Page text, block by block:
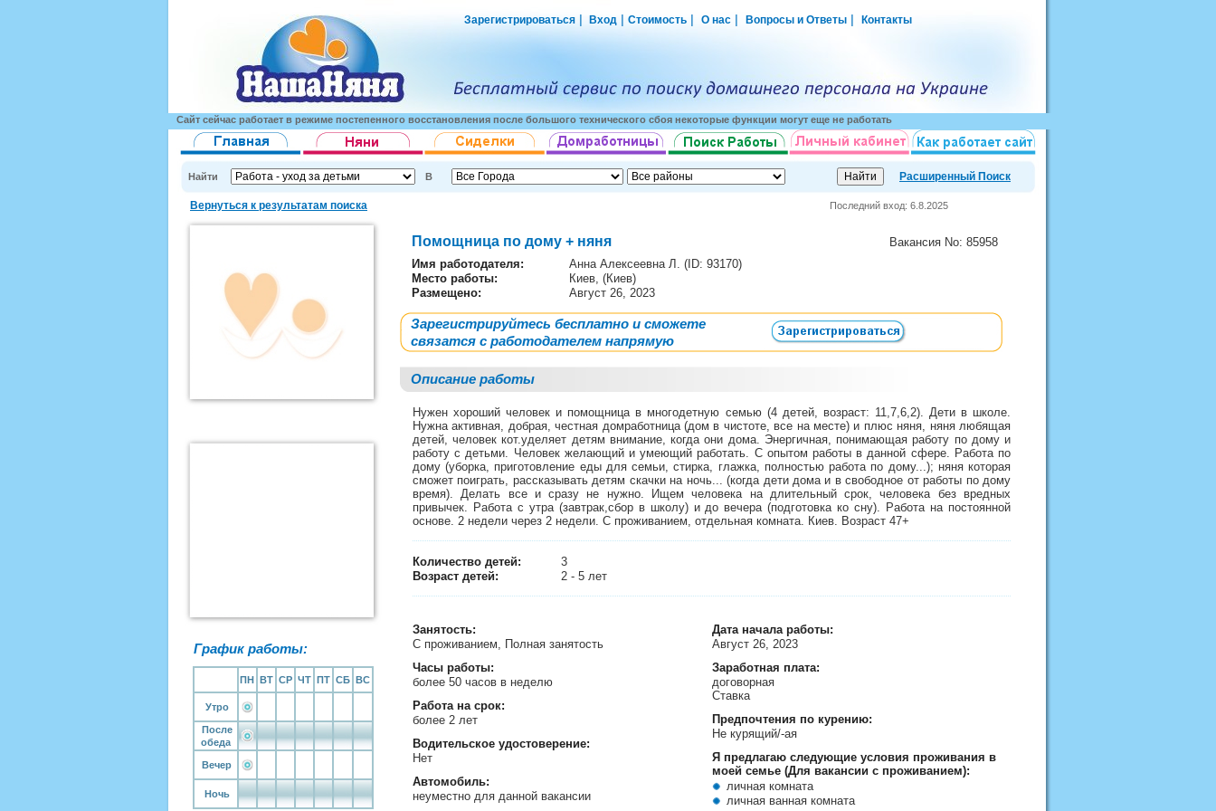
Зарегистрироваться Вход Стоимость О нас Вопросы и Ответы Контакты
Сайт сейчас работает в режиме постепенного восстановления после большого технического сбоя некоторые функции могут еще не работать
Найти В Расширенный Поиск
Вернуться к результатам поиска Последний вход: 6.8.2025
График работы:
ПН ВТ СР ЧТ ПТ СБ ВС
Утро
После
обеда
Вечер
Ночь
Помощница по дому + няня Вакансия No: 85958
Имя работодателя:
Анна Алексеевна Л. (ID: 93170)
Место работы:
Киев, (Киев)
Размещено:
Август 26, 2023
Зарегистрируйтесь бесплатно и сможете
связатся с работодателем напрямую
Описание работы
Нужен хороший человек и помощница в многодетную семью (4 детей, возраст: 11,7,6,2). Дети в школе.
Нужна активная, добрая, честная домработница (дом в чистоте, все на месте) и плюс няня, няня любящая
детей, человек кот.уделяет детям внимание, когда они дома. Энергичная, понимающая работу по дому и
работу с детьми. Человек желающий и умеющий работать. С опытом работы в данной сфере. Работа по
дому (уборка, приготовление еды для семьи, стирка, глажка, полностью работа по дому...); няня которая
сможет поиграть, рассказывать детям скачки на ночь... (когда дети дома и в свободное от работы по дому
время). Делать все и сразу не нужно. Ищем человека на длительный срок, человека без вредных
привычек. Работа с утра (завтрак,сбор в школу) и до вечера (подготовка ко сну). Работа на постоянной
основе. 2 недели через 2 недели. С проживанием, отдельная комната. Киев. Возраст 47+
Количество детей:
3
Возраст детей:
2 - 5 лет
Занятость:
С проживанием, Полная занятость
Часы работы:
более 50 часов в неделю
Работа на срок:
более 2 лет
Водительское удостоверение:
Нет
Автомобиль:
неуместно для данной вакансии
Дата начала работы:
Август 26, 2023
Заработная плата:
договорная
Ставка
Предпочтения по курению:
Не курящий/-ая
Я предлагаю следующие условия проживания в
моей семье (Для вакансии с проживанием):
личная комната
личная ванная комната